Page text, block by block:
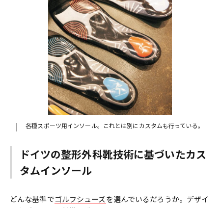
各種スポーツ用インソール。これとは別にカスタムも行っている。
ドイツの整形外科靴技術に基づいたカス
タムインソール
どんな基準でゴルフシューズを選んでいるだろうか。デザイ